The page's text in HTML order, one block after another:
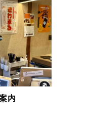
内